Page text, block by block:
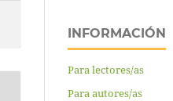
INFORMACIÓN
Para lectores/as
Para autores/as